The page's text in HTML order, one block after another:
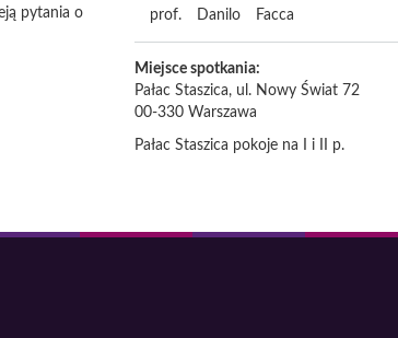
pytania o
prof. Danilo Facca
Miejsce spotkania:
Pałac Staszica, ul. Nowy Świat 72
00-330 Warszawa
Pałac Staszica pokoje na I i II p.